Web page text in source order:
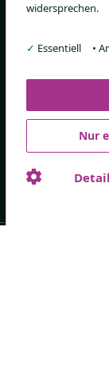
widersprechen.
✓ Essentiell •
Nur